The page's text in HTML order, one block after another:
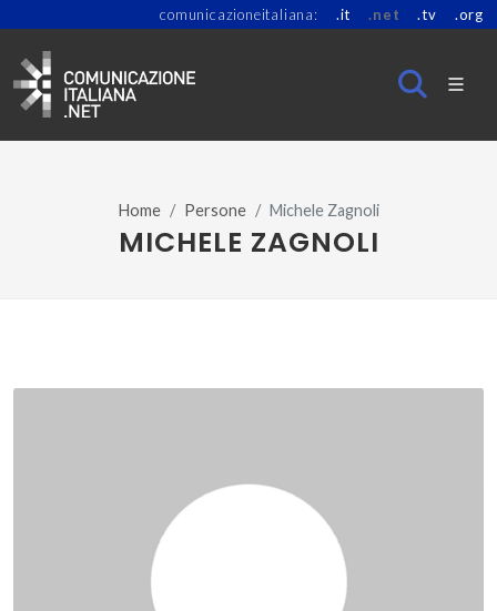
comunicazioneitaliana: .it .net .tv .org
Home Persone Michele Zagnoli
MICHELE ZAGNOLI